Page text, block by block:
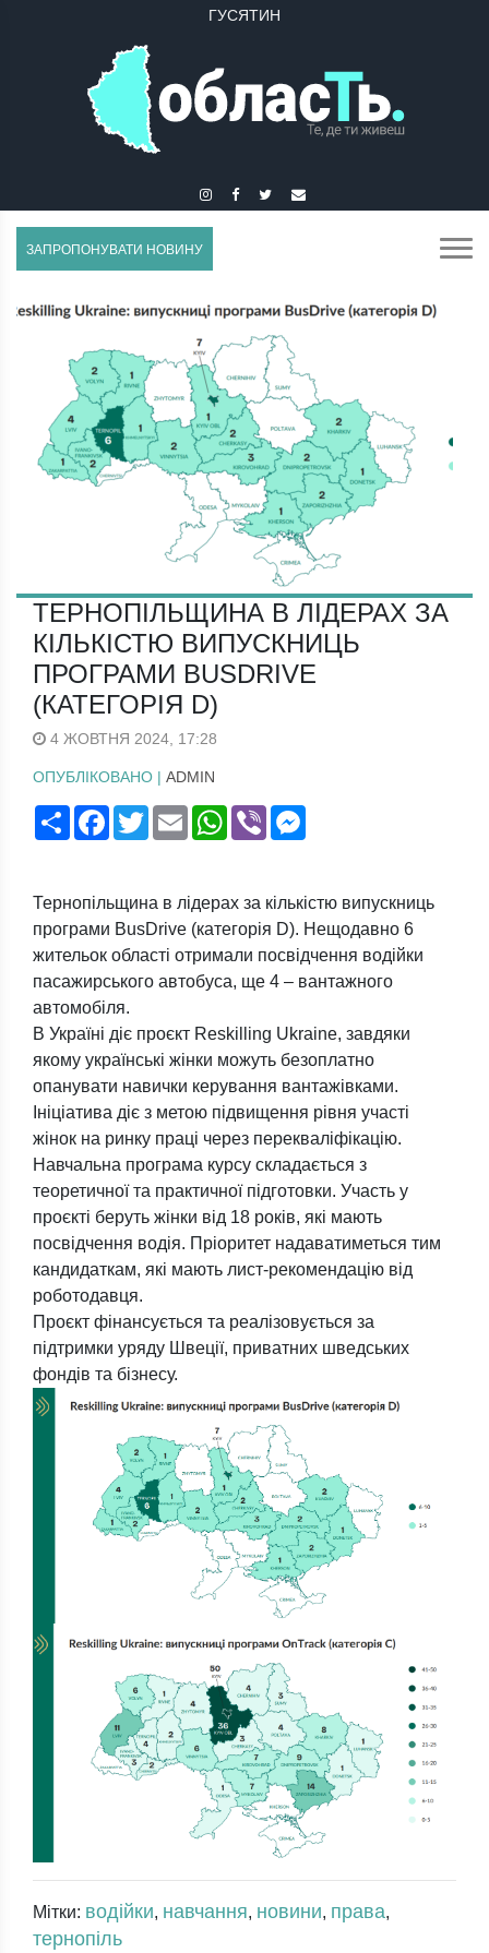
ГУСЯТИН
ЗАПРОПОНУВАТИ НОВИНУ
ТЕРНОПІЛЬЩИНА В ЛІДЕРАХ ЗА
КІЛЬКІСТЮ ВИПУСКНИЦЬ
ПРОГРАМИ BUSDRIVE
(КАТЕГОРІЯ D)
4 ЖОВТНЯ 2024, 17:28
ОПУБЛІКОВАНО | ADMIN
ПоширитиFacebook
TwitterEmail WhatsApp
Viber
Тернопільщина в лідерах за кількістю випускниць
програми BusDrive (категорія D). Нещодавно 6
жительок області отримали посвідчення водійки
пасажирського автобуса, ще 4 – вантажного
автомобіля.
В Україні діє проєкт Reskilling Ukraine, завдяки
якому українські жінки можуть безоплатно
опанувати навички керування вантажівками.
Ініціатива діє з метою підвищення рівня участі
жінок на ринку праці через перекваліфікацію.
Навчальна програма курсу складається з
теоретичної та практичної підготовки. Участь у
проєкті беруть жінки від 18 років, які мають
посвідчення водія. Пріоритет надаватиметься тим
кандидаткам, які мають лист-рекомендацію від
роботодавця.
Проєкт фінансується та реалізовується за
підтримки уряду Швеції, приватних шведських
фондів та бізнесу.
Мітки: водійки, навчання, новини, права,
тернопіль